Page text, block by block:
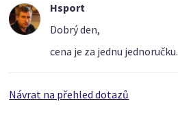
Hsport
Dobrý den,
cena je za jednu jednoručku.
Návrat na přehled dotazů